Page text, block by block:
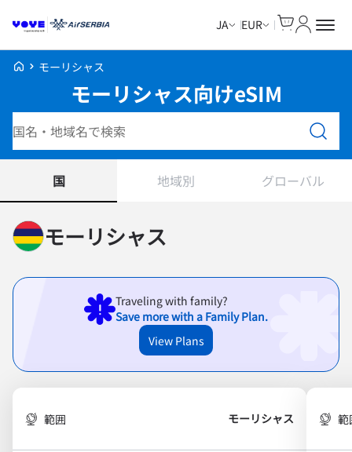
JA EUR
Voye Homepage
モーリシャス
モーリシャス向けeSIM
国 地域別 グローバル
モーリシャス
Traveling with family?
Save more with a Family Plan.
View Plans
範囲 モーリシャス 範